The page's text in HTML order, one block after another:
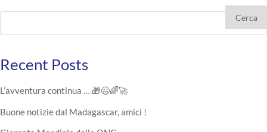
Cerca
Recent Posts
L’avventura continua … 🎁😉🌈🚀
Buone notizie dal Madagascar, amici !